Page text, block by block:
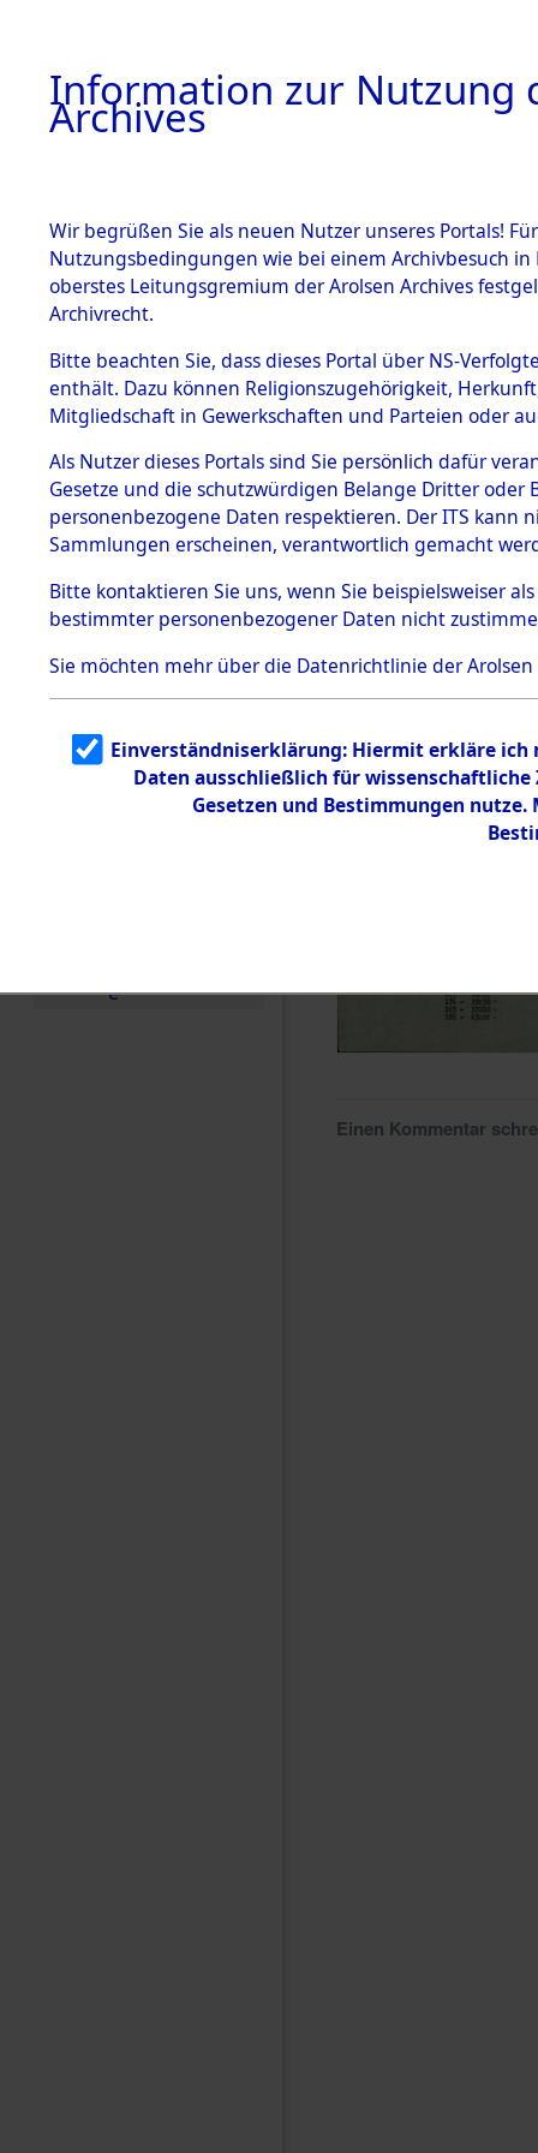
BESTÄNDE
1.
mente
5. Verschiedenes
5.3
Todesmärsche
5.3.1 Alliierte
Erhebungen
zu
Todesmärsch
en
5.3.2
g
5.3.3
Todesmärsch
e
Einen Kommentar
Information zur Nutzung
Archives
Wir begrüßen Sie als neuen Nutzer unseres Portals!
Nutzungsbedingungen wie bei einem Archivbesuch
oberstes Leitungsgremium der Arolsen Archives
Archivrecht.
Bitte beachten Sie, dass dieses Portal über NS-
enthält. Dazu können Religionszugehörigkeit,
Mitgliedschaft in Gewerkschaften und Parteien oder
Als Nutzer dieses Portals sind Sie persönlich dafür
Gesetze und die schutzwürdigen Belange Dritter
personenbezogene Daten respektieren. Der ITS
Sammlungen erscheinen, verantwortlich gemacht
Bitte kontaktieren Sie uns, wenn Sie beispielsweiser
bestimmter personenbezogener Daten nicht
Sie möchten mehr über die Datenrichtlinie der Arolsen
Einverständniserklärung: Hiermit erkläre ich
Daten ausschließlich für
Gesetzen und Bestimmungen